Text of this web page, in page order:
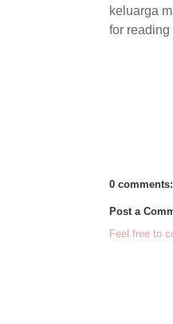
keluarga
for reading
0 comments:
Post a
Feel free to